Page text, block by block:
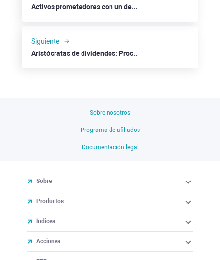
Activos prometedores con un descuento significativo: Micron Technology
Siguiente
Aristócratas de dividendos: Procter & Gamble
Sobre nosotros
Programa de afiliados
Documentación legal
Sobre
Productos
Índices
Acciones